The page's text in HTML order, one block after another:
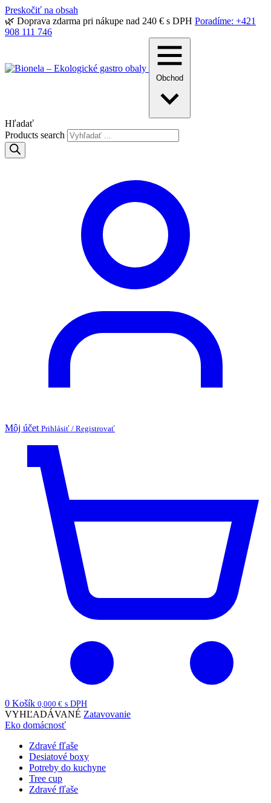
Preskočiť na obsah
🌿 Doprava zdarma pri nákupe nad 240 € s DPH Poradíme: +421
908 111 746
Obchod
Hľadať
Products search
Môj účet Prihlásiť / Registrovať
0 Košík 0,000 € s DPH
VYHĽADÁVANÉ Zatavovanie
Eko domácnosť
Zdravé fľaše
Desiatové boxy
Potreby do kuchyne
Tree cup
Zdravé fľaše